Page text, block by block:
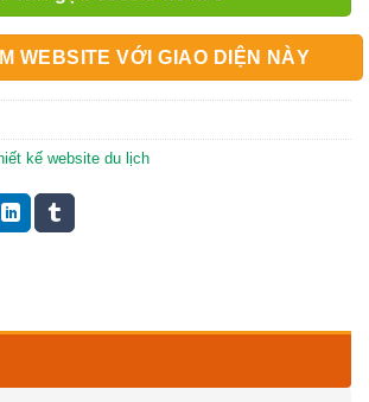
WEBSITE VỚI GIAO DIỆN NÀY
kế website du lịch